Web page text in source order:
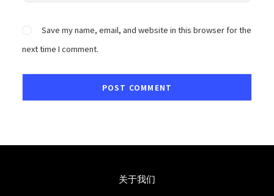
Save my name, email, and website in this browser for the
next time I comment.
关于我们